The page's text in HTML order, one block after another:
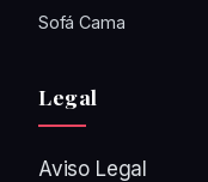
Sofá Cama
Legal
Aviso Legal